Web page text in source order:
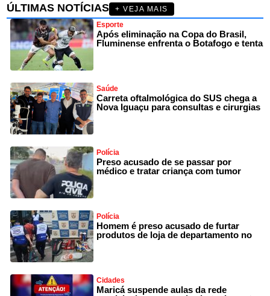
ÚLTIMAS NOTÍCIAS
+ VEJA MAIS
Esporte
Após eliminação na Copa do Brasil,
Fluminense enfrenta o Botafogo e tenta
Saúde
Carreta oftalmológica do SUS chega a
Nova Iguaçu para consultas e cirurgias
Polícia
Preso acusado de se passar por
médico e tratar criança com tumor
Polícia
Homem é preso acusado de furtar
produtos de loja de departamento no
Cidades
Maricá suspende aulas da rede